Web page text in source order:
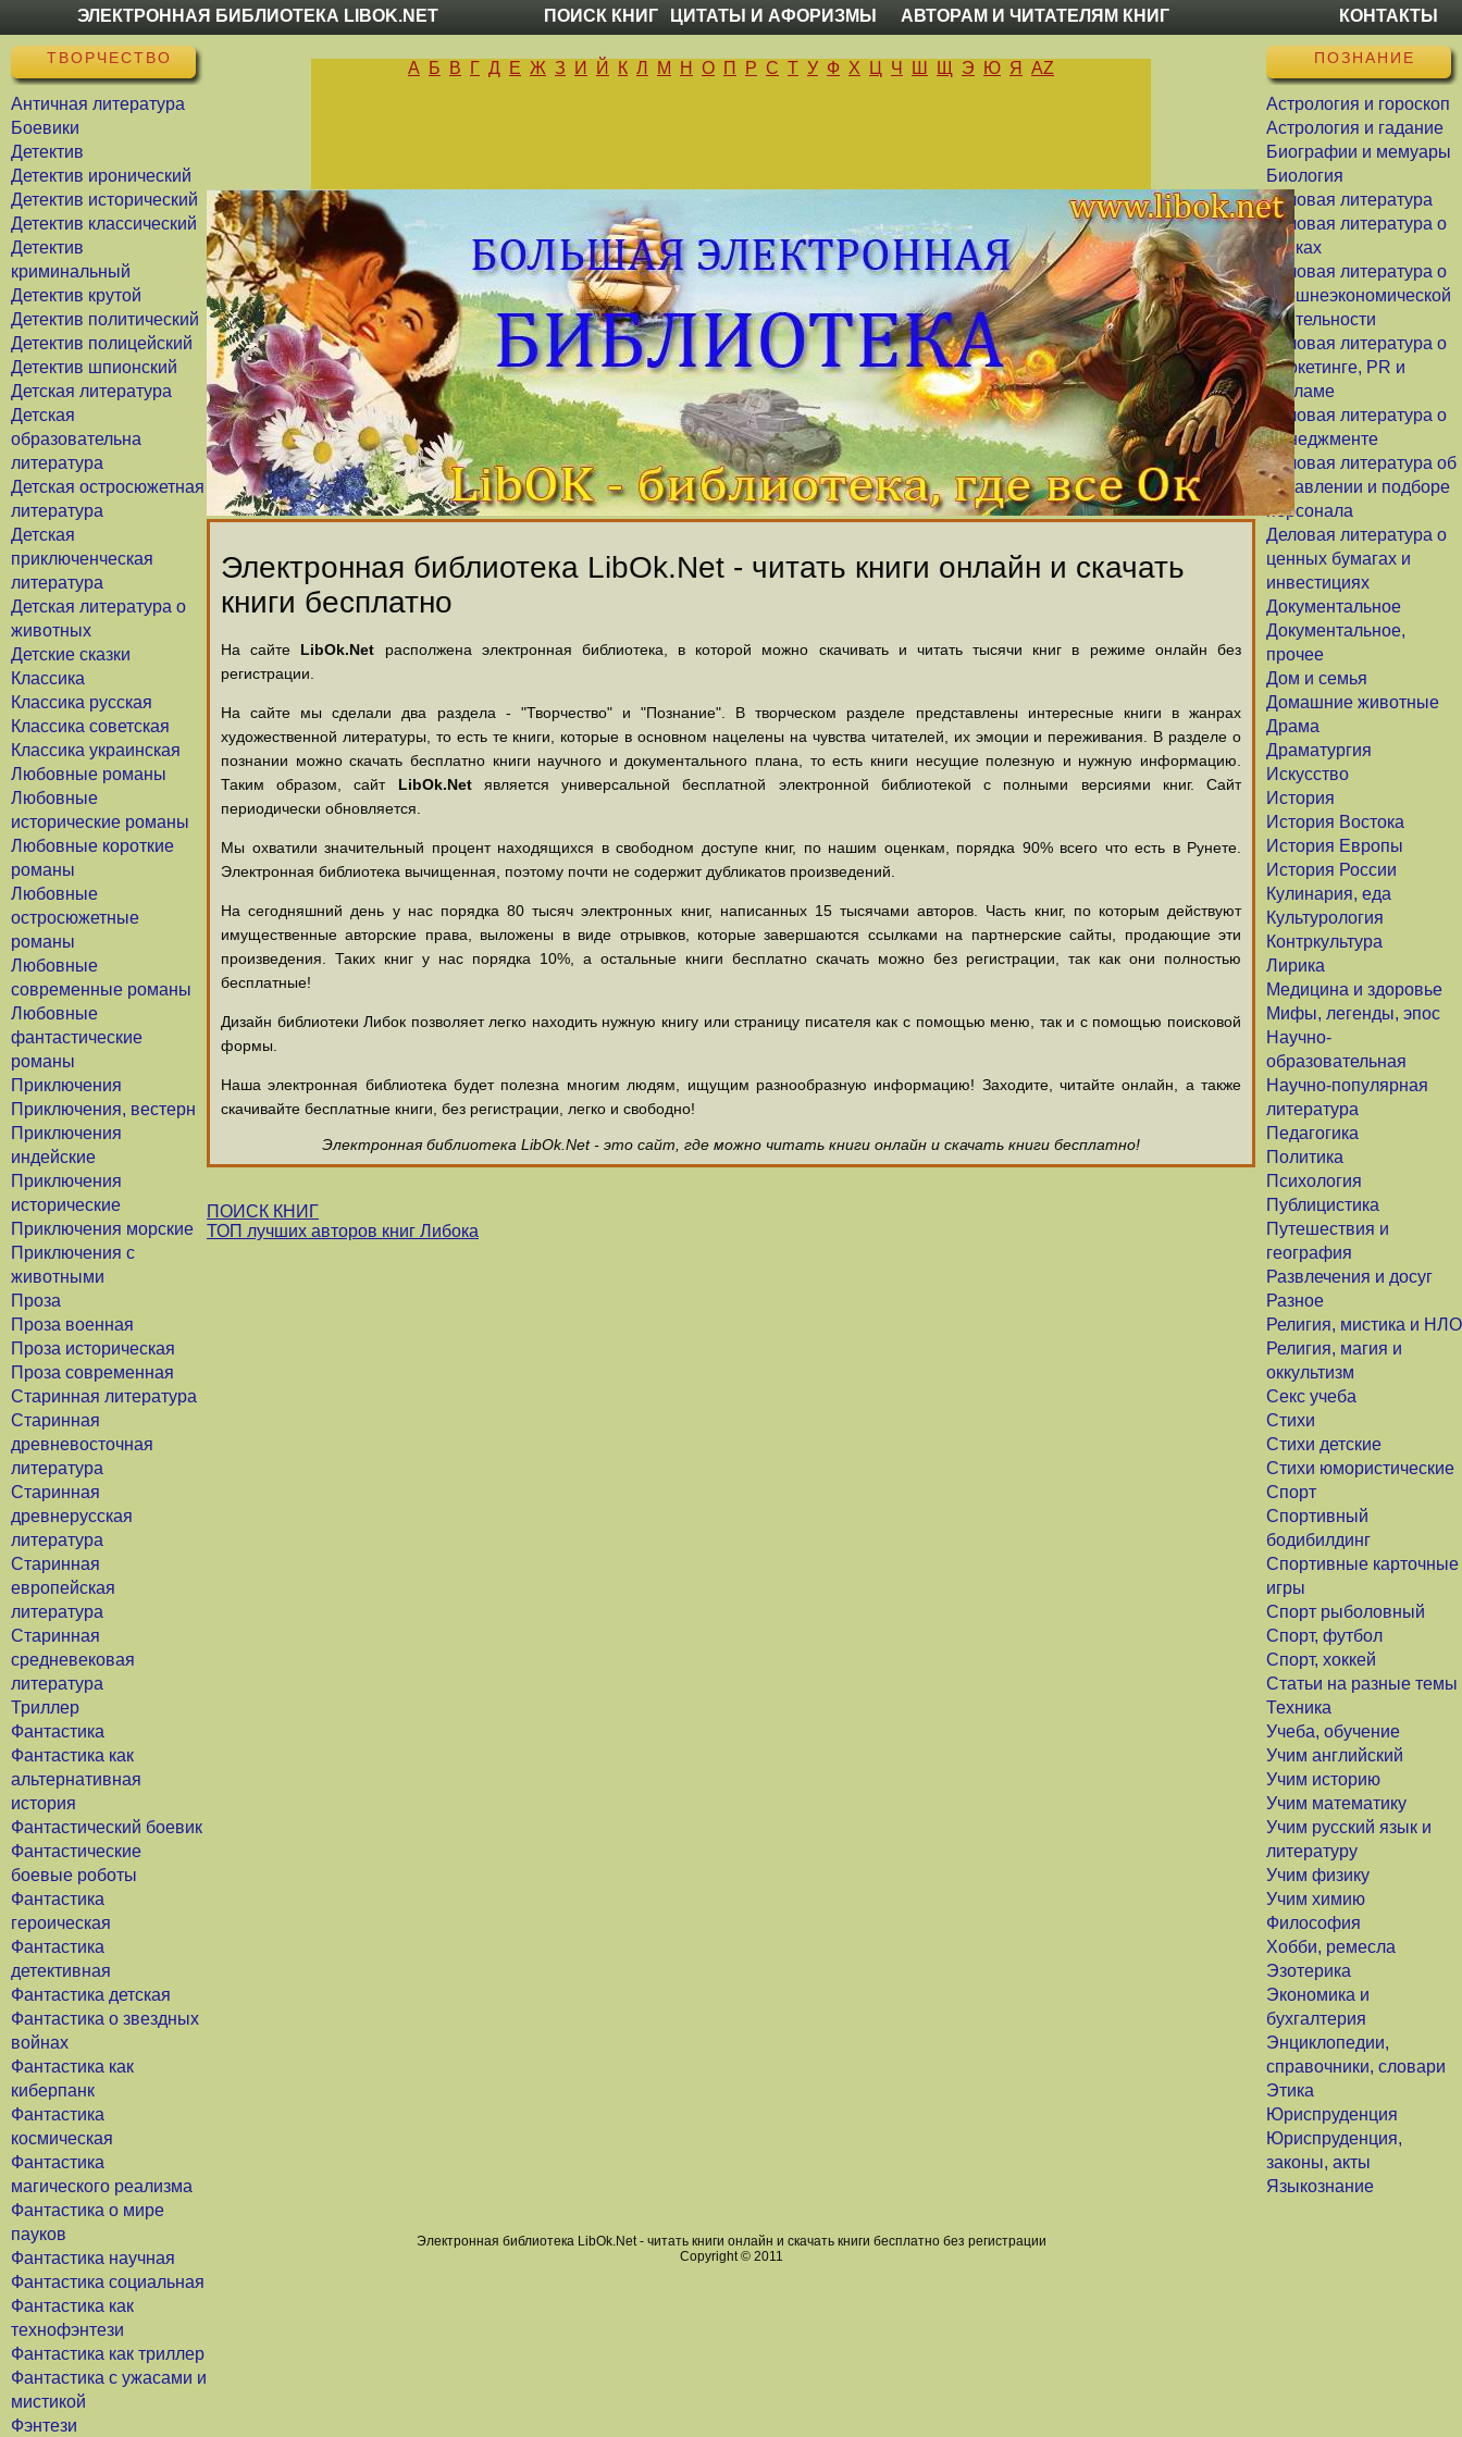
ЭЛЕКТРОННАЯ БИБЛИОТЕКА LIBOK.NET ПОИСК КНИГ ЦИТАТЫ И АФОРИЗМЫ АВТОРАМ И ЧИТАТЕЛЯМ КНИГ КОНТАКТЫ
ТВОРЧЕСТВО
Античная литература
Боевики
Детектив
Детектив иронический
Детектив исторический
Детектив классический
Детектив
криминальный
Детектив крутой
Детектив политический
Детектив полицейский
Детектив шпионский
Детская литература
Детская
образовательна
литература
Детская остросюжетная
литература
Детская
приключенческая
литература
Детская литература о
животных
Детские сказки
Классика
Классика русская
Классика советская
Классика украинская
Любовные романы
Любовные
исторические романы
Любовные короткие
романы
Любовные
остросюжетные
романы
Любовные
современные романы
Любовные
фантастические
романы
Приключения
Приключения, вестерн
Приключения
индейские
Приключения
исторические
Приключения морские
Приключения с
животными
Проза
Проза военная
Проза историческая
Проза современная
Старинная литература
Старинная
древневосточная
литература
Старинная
древнерусская
литература
Старинная
европейская
литература
Старинная
средневековая
литература
Триллер
Фантастика
Фантастика как
альтернативная
история
Фантастический боевик
Фантастические
боевые роботы
Фантастика
героическая
Фантастика
детективная
Фантастика детская
Фантастика о звездных
войнах
Фантастика как
киберпанк
Фантастика
космическая
Фантастика
магического реализма
Фантастика о мире
пауков
Фантастика научная
Фантастика социальная
Фантастика как
технофэнтези
Фантастика как триллер
Фантастика с ужасами и
мистикой
Фэнтези
ПОЗНАНИЕ
Астрология и гороскоп
Астрология и гадание
Биографии и мемуары
Биология
Деловая литература
Деловая литература о
банках
Деловая литература о
внешнеэкономической
деятельности
Деловая литература о
маркетинге, PR и
рекламе
Деловая литература о
менеджменте
Деловая литература об
управлении и подборе
персонала
Деловая литература о
ценных бумагах и
инвестициях
Документальное
Документальное,
прочее
Дом и семья
Домашние животные
Драма
Драматургия
Искусство
История
История Востока
История Европы
История России
Кулинария, еда
Культурология
Контркультура
Лирика
Медицина и здоровье
Мифы, легенды, эпос
Научно-
образовательная
Научно-популярная
литература
Педагогика
Политика
Психология
Публицистика
Путешествия и
география
Развлечения и досуг
Разное
Религия, мистика и НЛО
Религия, магия и
оккультизм
Секс учеба
Стихи
Стихи детские
Стихи юмористические
Спорт
Спортивный
бодибилдинг
Спортивные карточные
игры
Спорт рыболовный
Спорт, футбол
Спорт, хоккей
Статьи на разные темы
Техника
Учеба, обучение
Учим английский
Учим историю
Учим математику
Учим русский язык и
литературу
Учим физику
Учим химию
Философия
Хобби, ремесла
Эзотерика
Экономика и
бухгалтерия
Энциклопедии,
справочники, словари
Этика
Юриспруденция
Юриспруденция,
законы, акты
Языкознание
А Б В Г Д Е Ж З И Й К Л М Н О П Р С Т У Ф Х Ц Ч Ш Щ Э Ю Я AZ
Электронная библиотека LibOk.Net - читать книги онлайн и скачать
книги бесплатно
На сайте LibOk.Net располжена электронная библиотека, в которой можно скачивать и читать тысячи книг в режиме онлайн без
регистрации.
На сайте мы сделали два раздела - "Творчество" и "Познание". В творческом разделе представлены интересные книги в жанрах
художественной литературы, то есть те книги, которые в основном нацелены на чувства читателей, их эмоции и переживания. В разделе о
познании можно скачать бесплатно книги научного и документального плана, то есть книги несущие полезную и нужную информацию.
Таким образом, сайт LibOk.Netявляется универсальной бесплатной электронной библиотекой с полными версиями книг. Сайт
периодически обновляется.
Мы охватили значительный процент находящихся в свободном доступе книг, по нашим оценкам, порядка 90% всего что есть в Рунете.
Электронная библиотека вычищенная, поэтому почти не содержит дубликатов произведений.
На сегодняшний день у нас порядка 80 тысяч электронных книг, написанных 15 тысячами авторов. Часть книг, по которым действуют
имущественные авторские права, выложены в виде отрывков, которые завершаются ссылками на партнерские сайты, продающие эти
произведения. Таких книг у нас порядка 10%, а остальные книги бесплатно скачать можно без регистрации, так как они полностью
бесплатные!
Дизайн библиотеки Либок позволяет легко находить нужную книгу или страницу писателя как с помощью меню, так и с помощью поисковой
формы.
Наша электронная библиотека будет полезна многим людям, ищущим разнообразную информацию! Заходите, читайте онлайн, а также
скачивайте бесплатные книги, без регистрации, легко и свободно!
Электронная библиотека LibOk.Net - это сайт, где можно читать книги онлайн и скачать книги бесплатно!
ПОИСК КНИГ
ТОП лучших авторов книг Либока
Электронная библиотека LibOk.Net - читать книги онлайн и скачать книги бесплатно без регистрации
Copyright © 2011